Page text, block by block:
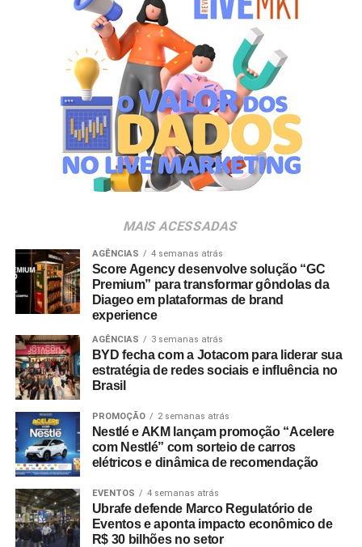
realizar a retirada presencial dos ingressos e brindes no
espaço Villa Atende, localizado no piso G1 do shopping.
“O SP Open é um torneio muito relevante para a cidade e
para essa região. Como estamos no evento de forma tão
profunda, nada mais justo do que proporcionar essa
experiência para alguns dos nossos clientes fiéis”,
destaca Aline Ivanov, gerente de marketing do Shopping
Villa Lobos.
Para ingressar no programa e participar do sorteio, os
Shopping Villa Lobos, efetuar o cadastro e enviar
comprovantes fiscais de qualquer valor. O regulamento
completo está disponível no site do empreendimento.
MAIS ACESSADAS
AGÊNCIAS 4 semanas atrás
Score Agency desenvolve solução “GC
Premium” para transformar gôndolas da
Diageo em plataformas de brand
experience
AGÊNCIAS 3 semanas atrás
BYD fecha com a Jotacom para liderar sua
estratégia de redes sociais e influência no
Brasil
PROMOÇÃO 2 semanas atrás
Nestlé e AKM lançam promoção “Acelere
com Nestlé” com sorteio de carros
elétricos e dinâmica de recomendação
EVENTOS 4 semanas atrás
Ubrafe defende Marco Regulatório de
Eventos e aponta impacto econômico de
R$ 30 bilhões no setor